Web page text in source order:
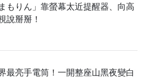
まもりん」靠螢幕太近提醒器、向高
說掰掰！
最亮手電筒！一開整座山黑夜變白